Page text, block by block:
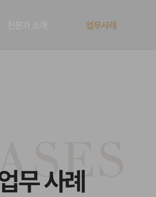
업무사례
무 사례